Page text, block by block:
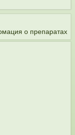
о препаратах